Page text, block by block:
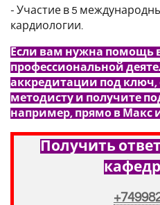
- Участие в 5
кардиологии.
Если вам нужна помощь
профессиональной
аккредитации под ключ,
методисту и получите
например, прямо в Макс
Получить